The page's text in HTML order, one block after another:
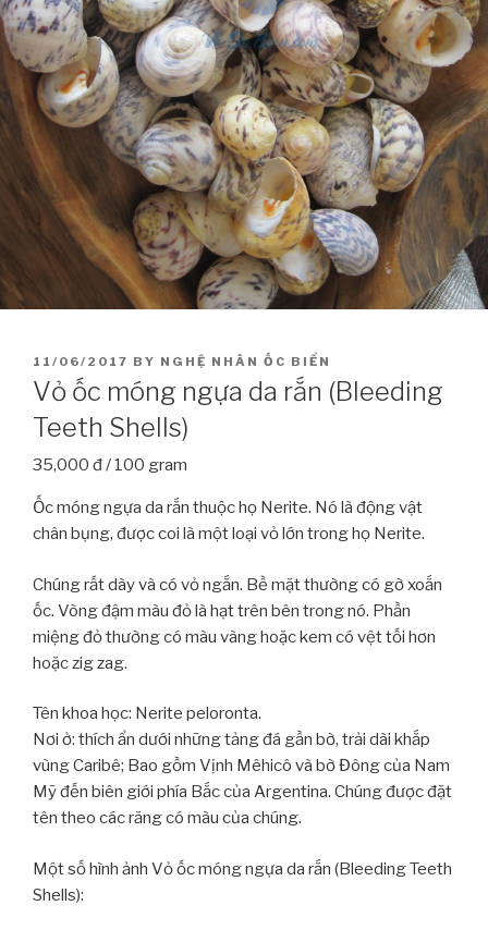
POSTED
ON
11/06/2017 BY NGHỆ NHÂN ỐC BIỂN
Vỏ ốc móng ngựa da rắn (Bleeding
Teeth Shells)
35,000 đ / 100 gram
Ốc móng ngựa da rắn thuộc họ Nerite. Nó là động vật
chân bụng, được coi là một loại vỏ lớn trong họ Nerite.
Chúng rất dày và có vỏ ngắn. Bề mặt thường có gờ xoắn
ốc. Vòng đậm màu đỏ là hạt trên bên trong nó. Phần
miệng đỏ thường có màu vàng hoặc kem có vệt tối hơn
hoặc zig zag.
Tên khoa học: Nerite peloronta.
Nơi ở: thích ẩn dưới những tảng đá gần bờ, trải dài khắp
vùng Caribê; Bao gồm Vịnh Mêhicô và bờ Đông của Nam
Mỹ đến biên giới phía Bắc của Argentina. Chúng được đặt
tên theo các răng có màu của chúng.
Một số hình ảnh Vỏ ốc móng ngựa da rắn (Bleeding Teeth
Shells):